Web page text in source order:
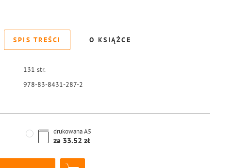
SPIS TREŚCI O KSIĄŻCE
131 str.
978-83-8431-287-2
drukowanaA5
za 33.52